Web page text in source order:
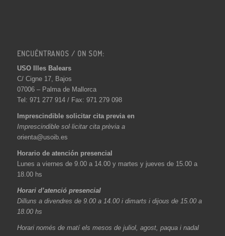
ENCUÉNTRANOS / ON SOM:
USO Illes Balears
C/ Cigne 17, Bajos
07006 – Palma de Mallorca
Tel: 971 277 914 / Fax: 971 279 098
Imprescindible solicitar cita previa en
Imprescindible sol·licitar cita prèvia a
orienta@usoib.es
Horario de atención presencial
Lunes a viernes de 9.00 a 14.00 y martes y jueves de 15.00 a
18.00 hs
Horari d’atenció presencial
Dilluns a divendres de 9.00 a 14.00 i dimarts i dijous de 15.00 a
18.00 hs
Horari només de matí els mesos de juliol, agost, paqua i nadal